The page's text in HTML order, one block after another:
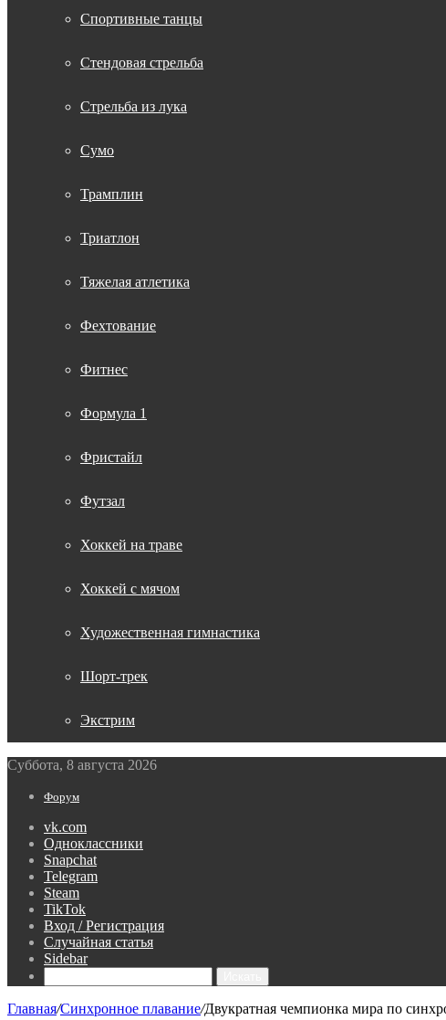
Спортивные танцы
Стендовая стрельба
Стрельба из лука
Сумо
Трамплин
Триатлон
Тяжелая атлетика
Фехтование
Фитнес
Формула 1
Фристайл
Футзал
Хоккей на траве
Хоккей с мячом
Художественная гимнастика
Шорт-трек
Экстрим
Суббота, 8 августа 2026
Форум
vk.com
Одноклассники
Snapchat
Telegram
Steam
TikTok
Вход / Регистрация
Случайная статья
Sidebar
Главная/Синхронное плавание/Двукратная чемпионка мира по